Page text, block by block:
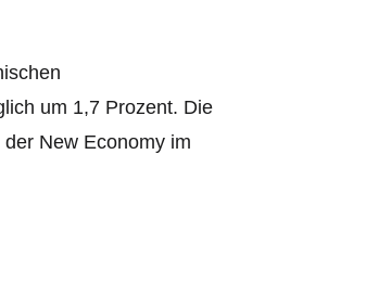
um 1,7 Prozent. Die
New Economy im